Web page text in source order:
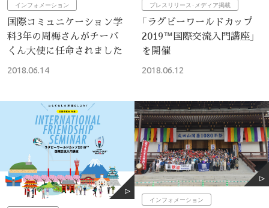
インフォメーション
国際コミュニケーション学
科3年の周梅さんがチーバ
くん大使に任命されました
2018.06.14
プレスリリース･メディア掲載
「ラグビーワールドカップ
2019™国際交流入門講座」
を開催
2018.06.12
インフォメーション